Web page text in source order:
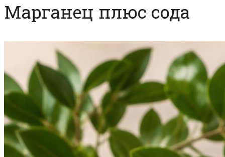
Марганец плюс сода